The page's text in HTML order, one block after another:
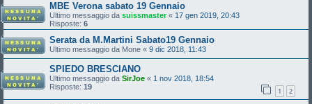
MBE Verona sabato 19 Gennaio
Ultimo messaggio da suissmaster« 17 gen 2019, 20:43
Risposte: 6
Serata da M.Martini Sabato19 Gennaio
Ultimo messaggio da Mone « 9 dic 2018, 11:43
SPIEDO BRESCIANO
Ultimo messaggio da SirJoe « 1 nov 2018, 18:54
Risposte: 19 1 2